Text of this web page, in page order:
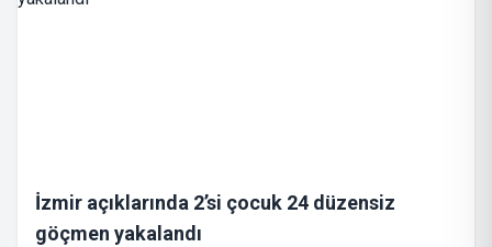
İzmir açıklarında 2’si çocuk 24 düzensiz
göçmen yakalandı